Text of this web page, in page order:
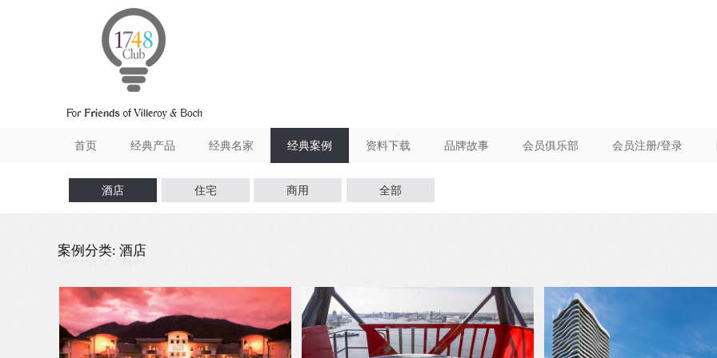
首页
经典产品 经典名家 经典案例 资料下载 品牌故事 会员俱乐部 会员注册/登录
酒店 住宅 商用 全部
案例分类: 酒店